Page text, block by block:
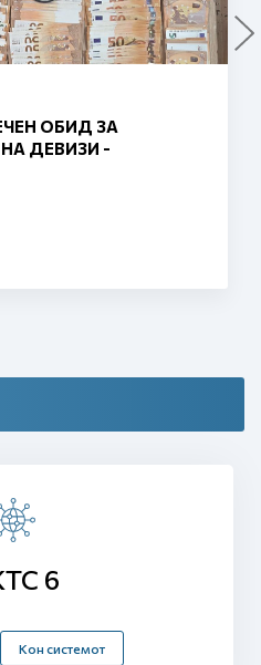
ГРАНТ ОД ЕУ СЕ
ГРАНИЦИ –
6
Кон системот